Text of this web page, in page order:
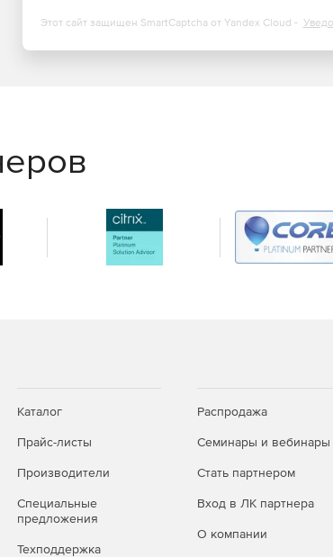
Этот сайт защищен SmartCaptcha от Yandex Cloud -
Каталог
Прайс-листы
Производители
Специальные
предложения
Техподдержка
Распродажа
Семинары и вебинары
Стать партнером
Вход в ЛК партнера
О компании